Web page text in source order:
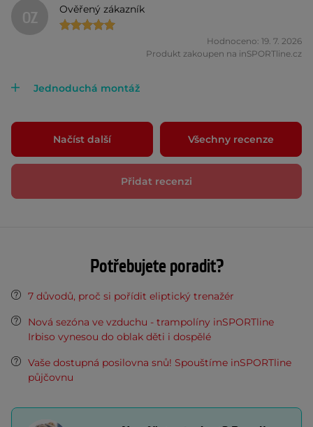
OZ Ověřený zákazník
Hodnoceno: 19. 7. 2026
Produkt zakoupen na inSPORTline.cz
Jednoduchá montáž
Načíst další Všechny recenze
Přidat recenzi
Potřebujete poradit?
7 důvodů, proč si pořídit eliptický trenažér
Nová sezóna ve vzduchu - trampolíny inSPORTline
Irbiso vynesou do oblak děti i dospělé
Vaše dostupná posilovna snů! Spouštíme inSPORTline
půjčovnu